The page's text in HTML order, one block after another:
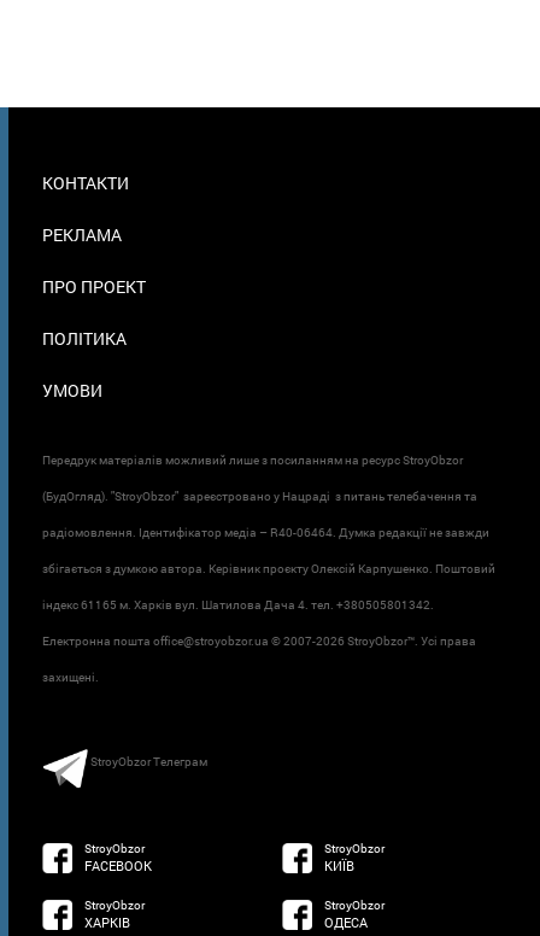
В
КОНТАКТИ
РЕКЛАМА
ПРО ПРОЕКТ
ПОЛІТИКА
УМОВИ
Передрук матеріалів можливий лише з посиланням на ресурс StroyObzor
(БудОгляд). "StroyObzor" зареєстровано у Нацраді з питань телебачення та
радіомовлення. Ідентифікатор медіа – R40-06464. Думка редакції не завжди
збігається з думкою автора. Керівник проєкту Олексій Карпушенко. Поштовий
індекс 61165 м. Харків вул. Шатилова Дача 4. тел. +380505801342.
Електронна пошта office@stroyobzor.ua © 2007-2026 StroyObzor™. Усі права
захищені.
StroyObzor Телеграм
StroyObzor
FACEBOOK
StroyObzor
КИЇВ
StroyObzor
ХАРКІВ
StroyObzor
ОДЕСА